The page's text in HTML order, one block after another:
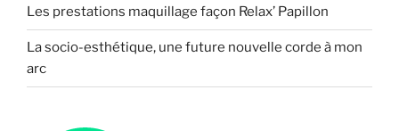
Les prestations maquillage façon Relax’ Papillon
La socio-esthétique, une future nouvelle corde à mon
arc